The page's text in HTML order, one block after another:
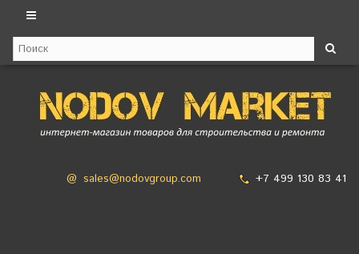
@ sales@nodovgroup.com +7 499 130 83 41